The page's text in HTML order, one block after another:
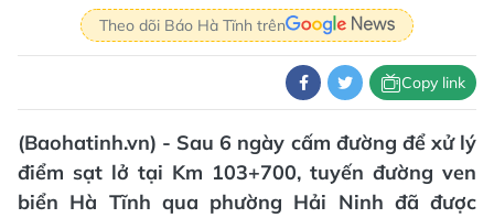
Theo dõi Báo Hà Tĩnh trên
Copy link
(Baohatinh.vn) - Sau 6 ngày cấm đường để xử lý
điểm sạt lở tại Km 103+700, tuyến đường ven
biển Hà Tĩnh qua phường Hải Ninh đã được